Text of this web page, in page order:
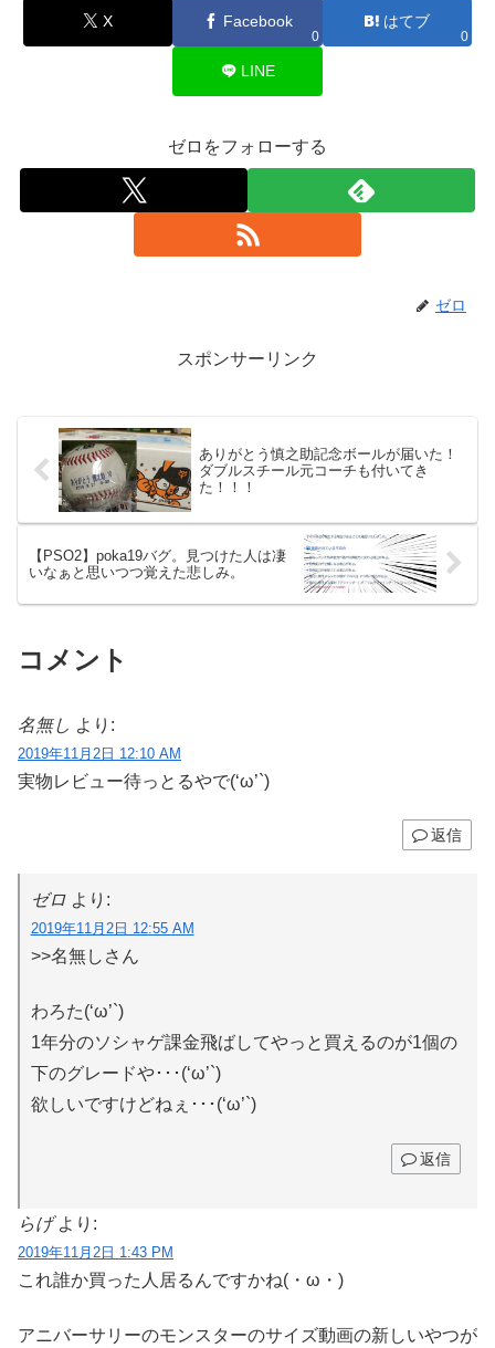
X Facebook
0
はてブ
0
LINE
ゼロをフォローする
ゼロ
スポンサーリンク
ありがとう慎之助記念ボールが届いた！
ダブルスチール元コーチも付いてき
た！！！
【PSO2】poka19バグ。見つけた人は凄
いなぁと思いつつ覚えた悲しみ。
コメント
名無し より:
2019年11月2日 12:10 AM
実物レビュー待っとるやで(‘ω’`)
返信
ゼロ より:
2019年11月2日 12:55 AM
>>名無しさん
わろた(‘ω’`)
1年分のソシャゲ課金飛ばしてやっと買えるのが1個の
下のグレードや･･･(‘ω’`)
欲しいですけどねぇ･･･(‘ω’`)
返信
らげ より:
2019年11月2日 1:43 PM
これ誰か買った人居るんですかね(・ω・)
アニバーサリーのモンスターのサイズ動画の新しいやつが